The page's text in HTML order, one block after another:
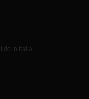
in Italia.